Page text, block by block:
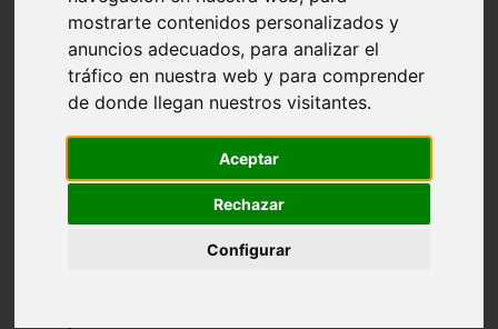
mostrarte contenidos personalizados y
anuncios adecuados, para analizar el
tráfico en nuestra web y para comprender
de donde llegan nuestros visitantes.
Aceptar
Rechazar
Configurar
protagonistas
abandono
adopci n
ferias
snacks
iberzoo propet
estanques